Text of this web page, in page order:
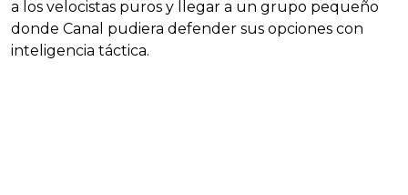
a los velocistas puros y llegar a un grupo pequeño
donde Canal pudiera defender sus opciones con
inteligencia táctica.